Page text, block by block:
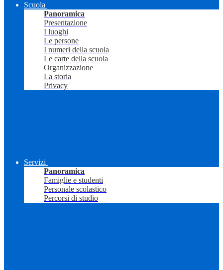
Scuola
Panoramica
Presentazione
I luoghi
Le persone
I numeri della scuola
Le carte della scuola
Organizzazione
La storia
Privacy
Servizi
Panoramica
Famiglie e studenti
Personale scolastico
Percorsi di studio